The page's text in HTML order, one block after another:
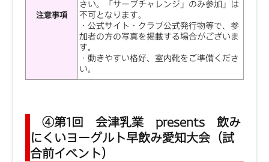
注意事項
さい。「サーブチャレンジ」のみ参加」は
不可となります。
・公式サイト・クラブ公式発行物等で、参
加者の方の写真を掲載する場合がございま
す。
・動きやすい格好、室内靴をご準備くださ
い。
④第1回 会津乳業 presents 飲み
にくいヨーグルト早飲み愛知大会（試
合前イベント）